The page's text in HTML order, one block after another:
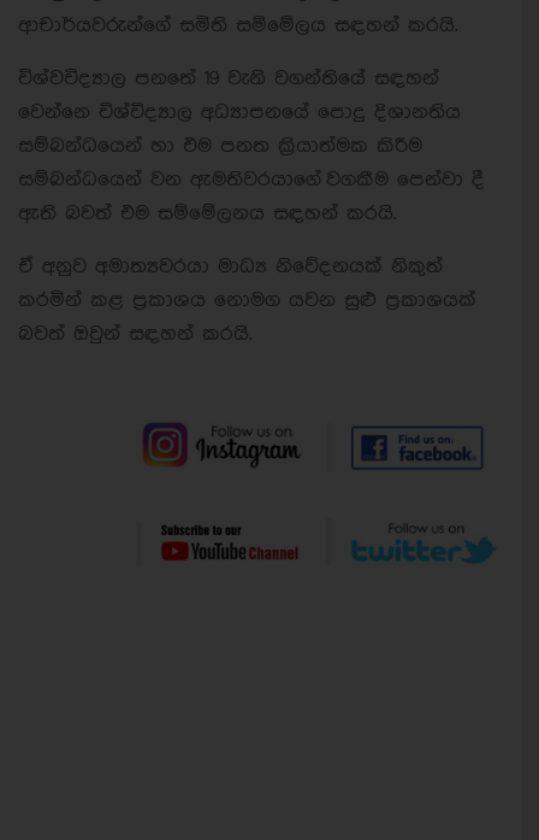
ආචාර්යවරුන්ගේ සමිති සම්මේලය සඳහන් කරයි.
විශ්වවිද්‍යාල පනතේ 19 වැනි වගන්තියේ සඳහන්
වෙන්නෙ විශ්විද්‍යාල අධ්‍යාපනයේ පොදු දිශානතිය
සම්බන්ධයෙන් හා එම පනත ක්‍රියාත්මක කිරීම
සම්බන්ධයෙන් වන ඇමතිවරයාගේ වගකීම පෙන්වා දී
ඇති බවත් එම සම්මේලනය සඳහන් කරයි.
ඒ අනුව අමාත්‍යවරයා මාධ්‍ය නිවේදනයක් නිකුත්
කරමින් කළ ප්‍රකාශය නොමග යවන සුළු ප්‍රකාශයක්
බවත් ඔවුන් සඳහන් කරයි.